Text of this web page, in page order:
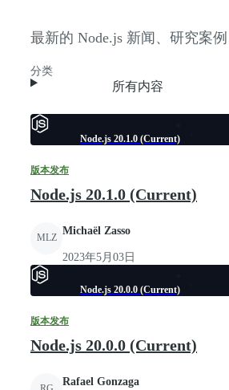
最新的 Node.js 新闻、研究案例
分类
所有内容
Node.js 20.1.0 (Current)
版本发布
Node.js 20.1.0 (Current)
MLZ
Michaël Zasso
2023年5月03日
Node.js 20.0.0 (Current)
版本发布
Node.js 20.0.0 (Current)
Rafael Gonzaga